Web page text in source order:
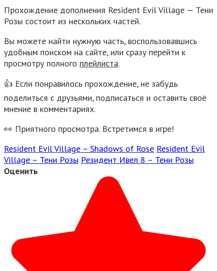
Прохождение дополнения Resident Evil Village — Тени
Розы состоит из нескольких частей.
Вы можете найти нужную часть, воспользовавшись
удобным поиском на сайте, или сразу перейти к
просмотру полного плейлиста.
👍 Если понравилось прохождение, не забудь
поделиться с друзьями, подписаться и оставить своё
мнение в комментариях.
👀 Приятного просмотра. Встретимся в игре!
Resident Evil Village – Shadows of Rose Resident Evil
Village – Тени Розы Резидент Ивел 8 – Тени Розы
Оценить